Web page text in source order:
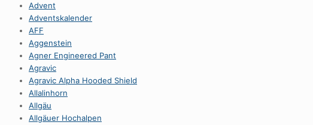
Advent
Adventskalender
AFF
Aggenstein
Agner Engineered Pant
Agravic
Agravic Alpha Hooded Shield
Allalinhorn
Allgäu
Allgäuer Hochalpen